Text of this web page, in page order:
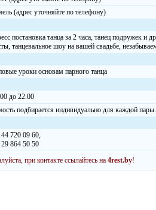
(адрес уточняйте по телефону)
постановка танца за 2 часа, танец подружек
танцевальное шоу на вашей свадьбе,
уроки основам парного танца
до 22.00
подбирается индивидуально для каждой
720 09 60,
864 50 50
при контакте ссылайтесь на 4rest.by!